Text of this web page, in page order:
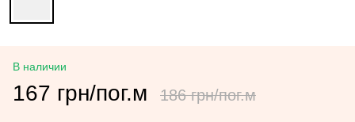
В наличии
167 грн/пог.м 186 грн/пог.м